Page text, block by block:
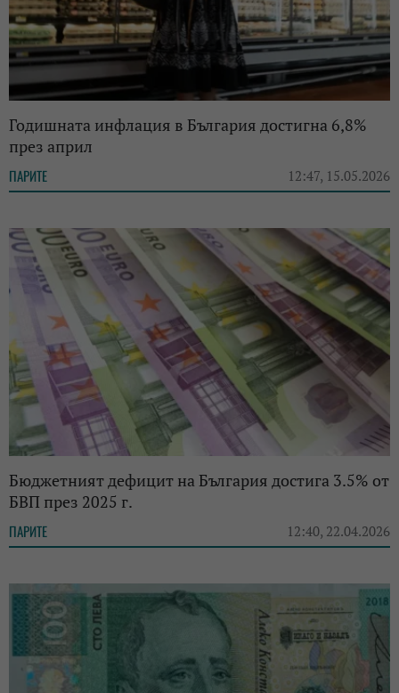
Годишната инфлация в България достигна 6,8%
през април
ПАРИТЕ 12:47, 15.05.2026
Бюджетният дефицит на България достига 3.5% от
БВП през 2025 г.
ПАРИТЕ 12:40, 22.04.2026